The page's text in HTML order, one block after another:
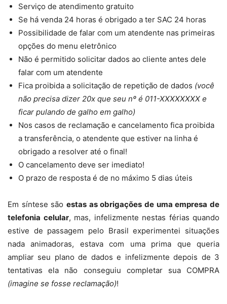
Serviço de atendimento gratuito
Se há venda 24 horas é obrigado a ter SAC 24 horas
Possibilidade de falar com um atendente nas primeiras
opções do menu eletrônico
Não é permitido solicitar dados ao cliente antes dele
falar com um atendente
Fica proibida a solicitação de repetição de dados (você
não precisa dizer 20x que seu nº é 011-XXXXXXXX e
ficar pulando de galho em galho)
Nos casos de reclamação e cancelamento fica proibida
a transferência, o atendente que estiver na linha é
obrigado a resolver até o final!
O cancelamento deve ser imediato!
O prazo de resposta é de no máximo 5 dias úteis
Em síntese são estas as obrigações de uma empresa de
telefonia celular, mas, infelizmente nestas férias quando
estive de passagem pelo Brasil experimentei situações
nada animadoras, estava com uma prima que queria
ampliar seu plano de dados e infelizmente depois de 3
tentativas ela não conseguiu completar sua COMPRA
(imagine se fosse reclamação)!